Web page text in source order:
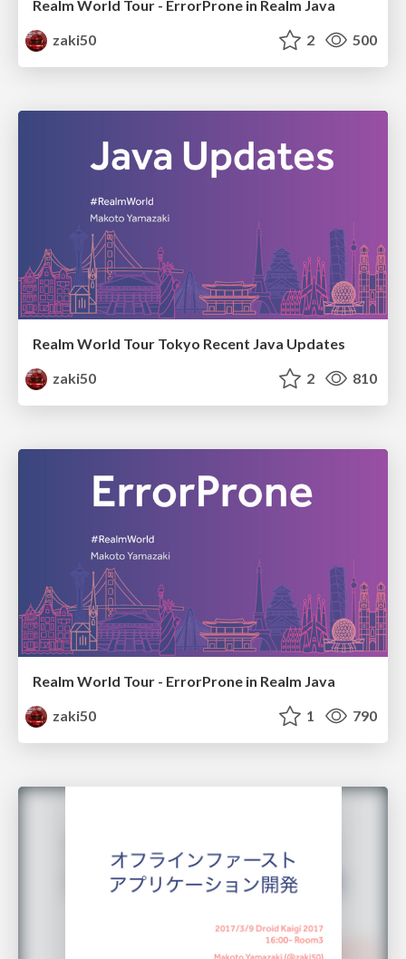
Realm World Tour - ErrorProne in Realm Java
zaki50
2 500
Realm World Tour Tokyo Recent Java Updates
zaki50
2 810
Realm World Tour - ErrorProne in Realm Java
zaki50
1 790